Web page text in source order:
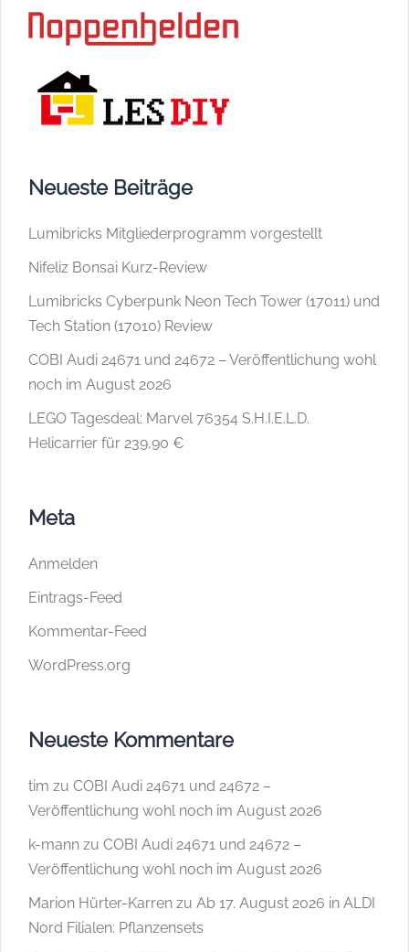
Neueste Beiträge
Lumibricks Mitgliederprogramm vorgestellt
Nifeliz Bonsai Kurz-Review
Lumibricks Cyberpunk Neon Tech Tower (17011) und
Tech Station (17010) Review
COBI Audi 24671 und 24672 – Veröffentlichung wohl
noch im August 2026
LEGO Tagesdeal: Marvel 76354 S.H.I.E.L.D.
Helicarrier für 239,90 €
Meta
Anmelden
Eintrags-Feed
Kommentar-Feed
WordPress.org
Neueste Kommentare
tim zu COBI Audi 24671 und 24672 –
Veröffentlichung wohl noch im August 2026
k-mann zu COBI Audi 24671 und 24672 –
Veröffentlichung wohl noch im August 2026
Marion Hürter-Karren zu Ab 17. August 2026 in ALDI
Nord Filialen: Pflanzensets